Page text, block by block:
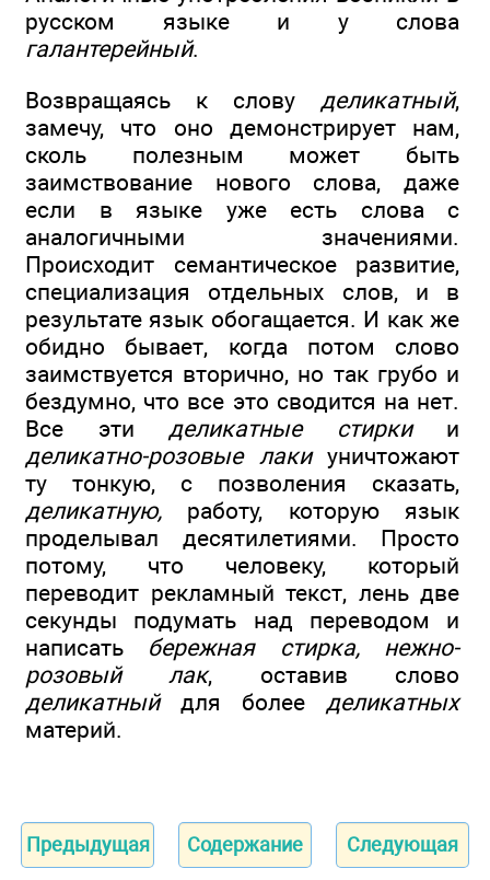
русском языке и у слова
галантерейный.
Возвращаясь к слову деликатный,
замечу, что оно демонстрирует нам,
сколь полезным может быть
заимствование нового слова, даже
если в языке уже есть слова с
аналогичными значениями.
Происходит семантическое развитие,
специализация отдельных слов, и в
результате язык обогащается. И как же
обидно бывает, когда потом слово
заимствуется вторично, но так грубо и
бездумно, что все это сводится на нет.
Все эти деликатные стиркии
деликатно-розовые лакиуничтожают
ту тонкую, с позволения сказать,
деликатную, работу, которую язык
проделывал десятилетиями. Просто
потому, что человеку, который
переводит рекламный текст, лень две
секунды подумать над переводом и
написать бережная стирка, нежно-
розовый лак, оставив слово
деликатныйдля более деликатных
материй.
Предыдущая Содержание Следующая